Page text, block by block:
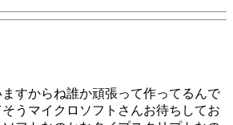
すからね誰か頑張って作ってるんで
うマイクロソフトさんお待ちしてお